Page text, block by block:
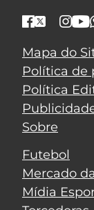
Mapa do
Política de
Política
Sobre
Futebol
Mercado
Mídia